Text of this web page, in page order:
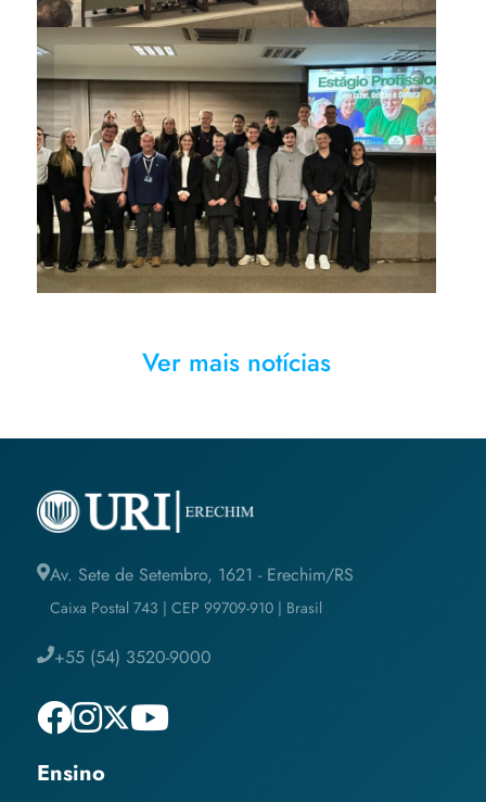
Alunos, professores e
representantes da Unimed
Ver mais notícias
Av. Sete de Setembro, 1621 - Erechim/RS
Caixa Postal 743 | CEP 99709-910 | Brasil
+55 (54) 3520-9000
Ensino